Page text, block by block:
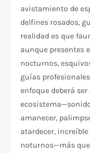
avistamiento de
delfines rosados,
realidad es que
aunque presentes
nocturnos,
guías
enfoque deberá
amanecer,
atardecer,
noturnos—más